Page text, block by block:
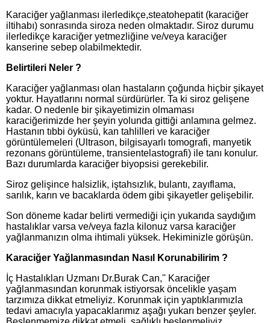
Karaciğer yağlanması ilerledikçe,steatohepatit (karaciğer
iltihabı) sonrasında siroza neden olmaktadır. Siroz durumu
ilerledikçe karaciğer yetmezliğine ve/veya karaciğer
kanserine sebep olabilmektedir.
Belirtileri Neler ?
Karaciğer yağlanması olan hastaların çoğunda hiçbir şikayet
yoktur. Hayatlarını normal sürdürürler. Ta ki siroz gelişene
kadar. O nedenle bir şikayetimizin olmaması
karaciğerimizde her şeyin yolunda gittiği anlamına gelmez.
Hastanın tıbbi öyküsü, kan tahlilleri ve karaciğer
görüntülemeleri (Ultrason, bilgisayarlı tomografi, manyetik
rezonans görüntüleme, transientelastografi) ile tanı konulur.
Bazı durumlarda karaciğer biyopsisi gerekebilir.
Siroz gelişince halsizlik, iştahsızlık, bulantı, zayıflama,
sarılık, karın ve bacaklarda ödem gibi şikayetler gelişebilir.
Son döneme kadar belirti vermediği için yukarıda saydığım
hastalıklar varsa ve/veya fazla kilonuz varsa karaciğer
yağlanmanızın olma ihtimali yüksek. Hekiminizle görüşün.
Karaciğer Yağlanmasından Nasıl Korunabilirim ?
İç Hastalıkları Uzmanı Dr.Burak Can,'' Karaciğer
yağlanmasından korunmak istiyorsak öncelikle yaşam
tarzımıza dikkat etmeliyiz. Korunmak için yaptıklarımızla
tedavi amacıyla yapacaklarımız aşağı yukarı benzer şeyler.